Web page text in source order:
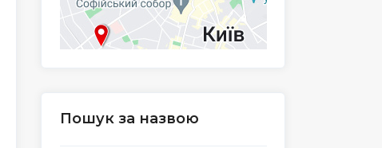
Пошук за назвою